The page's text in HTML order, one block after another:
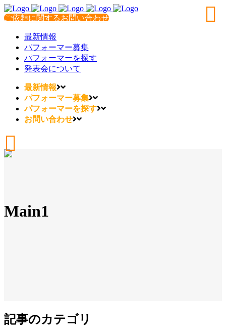
ご依頼に関するお問い合わせ
最新情報
パフォーマー募集
パフォーマーを探す
発表会について
最新情報
パフォーマー募集
パフォーマーを探す
お問い合わせ
Main1
記事のカテゴリ